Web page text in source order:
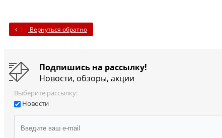
Вернуться обратно
Подпишись на рассылку!
Новости, обзоры, акции
Выберите рассылку:
Новости